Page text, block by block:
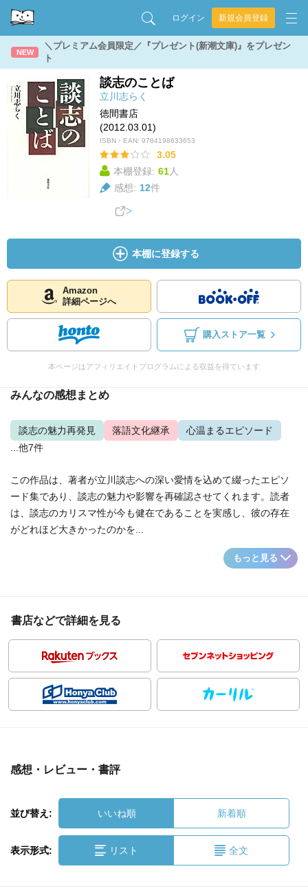
ログイン 新規会員登録
NEW
＼プレミアム会員限定／『プレゼント(新潮文庫)』をプレゼン
ト
談志のことば
立川志らく
徳間書店
(2012.03.01)
ISBN・EAN: 9784198633653
3.05
本棚登録: 61人
感想: 12件
本棚に登録する
Amazon
詳細ページへ
購入ストア一覧
本ページはアフィリエイトプログラムによる収益を得ています
みんなの感想まとめ
談志の魅力再発見 落語文化継承
心温まるエピソード
...他7件
この作品は、著者が立川談志への深い愛情を込めて綴ったエピソ
ード集であり、談志の魅力や影響を再確認させてくれます。読者
は、談志のカリスマ性が今も健在であることを実感し、彼の存在
がどれほど大きかったのかを...
もっと見る
書店などで詳細を見る
感想・レビュー・書評
並び替え: いいね順 新着順
表示形式: リスト 全文